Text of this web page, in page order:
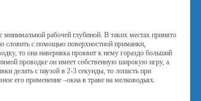
рабочей глубиной. В таких местах принято
словить с помощью поверхностной приманки,
то она наверняка проявит к нему гораздо больший
проводке он имеет собственную широкую игру, а
делать с паузой в 2-3 секунды, то лопасть при
его применение –окна в траве на мелководьях.